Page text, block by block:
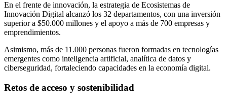
En el frente de innovación, la estrategia de Ecosistemas de
Innovación Digital alcanzó los 32 departamentos, con una inversión
superior a $50.000 millones y el apoyo a más de 700 empresas y
emprendimientos.
Asimismo, más de 11.000 personas fueron formadas en tecnologías
emergentes como inteligencia artificial, analítica de datos y
ciberseguridad, fortaleciendo capacidades en la economía digital.
Retos de acceso y sostenibilidad